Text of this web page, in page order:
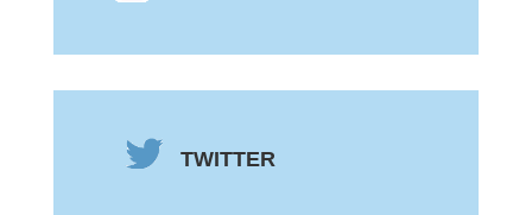
TWITTER